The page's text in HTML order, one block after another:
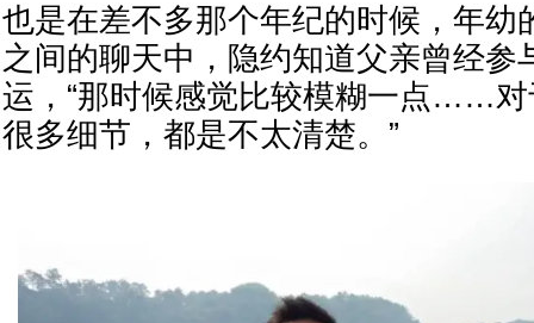
也是在差不多那个年纪的时候，年幼
之间的聊天中，隐约知道父亲曾经参
运，“那时候感觉比较模糊一点……对
很多细节，都是不太清楚。”